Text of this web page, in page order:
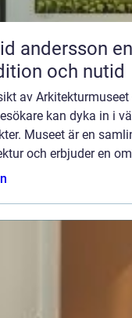
en konstnär som förenar
och nutid
av
kan dyka in i
Museet är en
och erbjuder en